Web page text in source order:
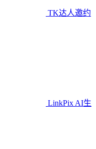
TK达人邀约
LinkPix AI生